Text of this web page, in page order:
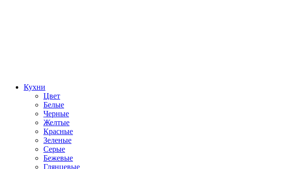
Кухни
Цвет
Белые
Черные
Желтые
Красные
Зеленые
Серые
Бежевые
Глянцевые